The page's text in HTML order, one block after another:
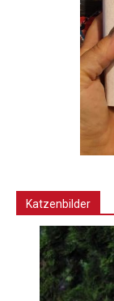
Katzenbilder